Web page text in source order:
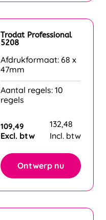
Trodat Professional
5208
Afdrukformaat: 68 x
47mm
Aantal regels: 10
regels
109,49
Excl. btw
132,48
Incl. btw
Ontwerp nu